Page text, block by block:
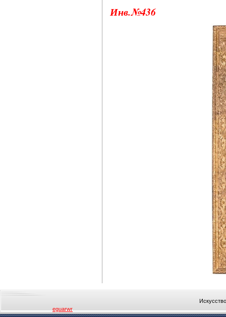
Инв.№436
eguarwr